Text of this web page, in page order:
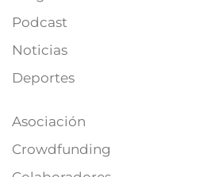
Podcast
Noticias
Deportes
Asociación
Crowdfunding